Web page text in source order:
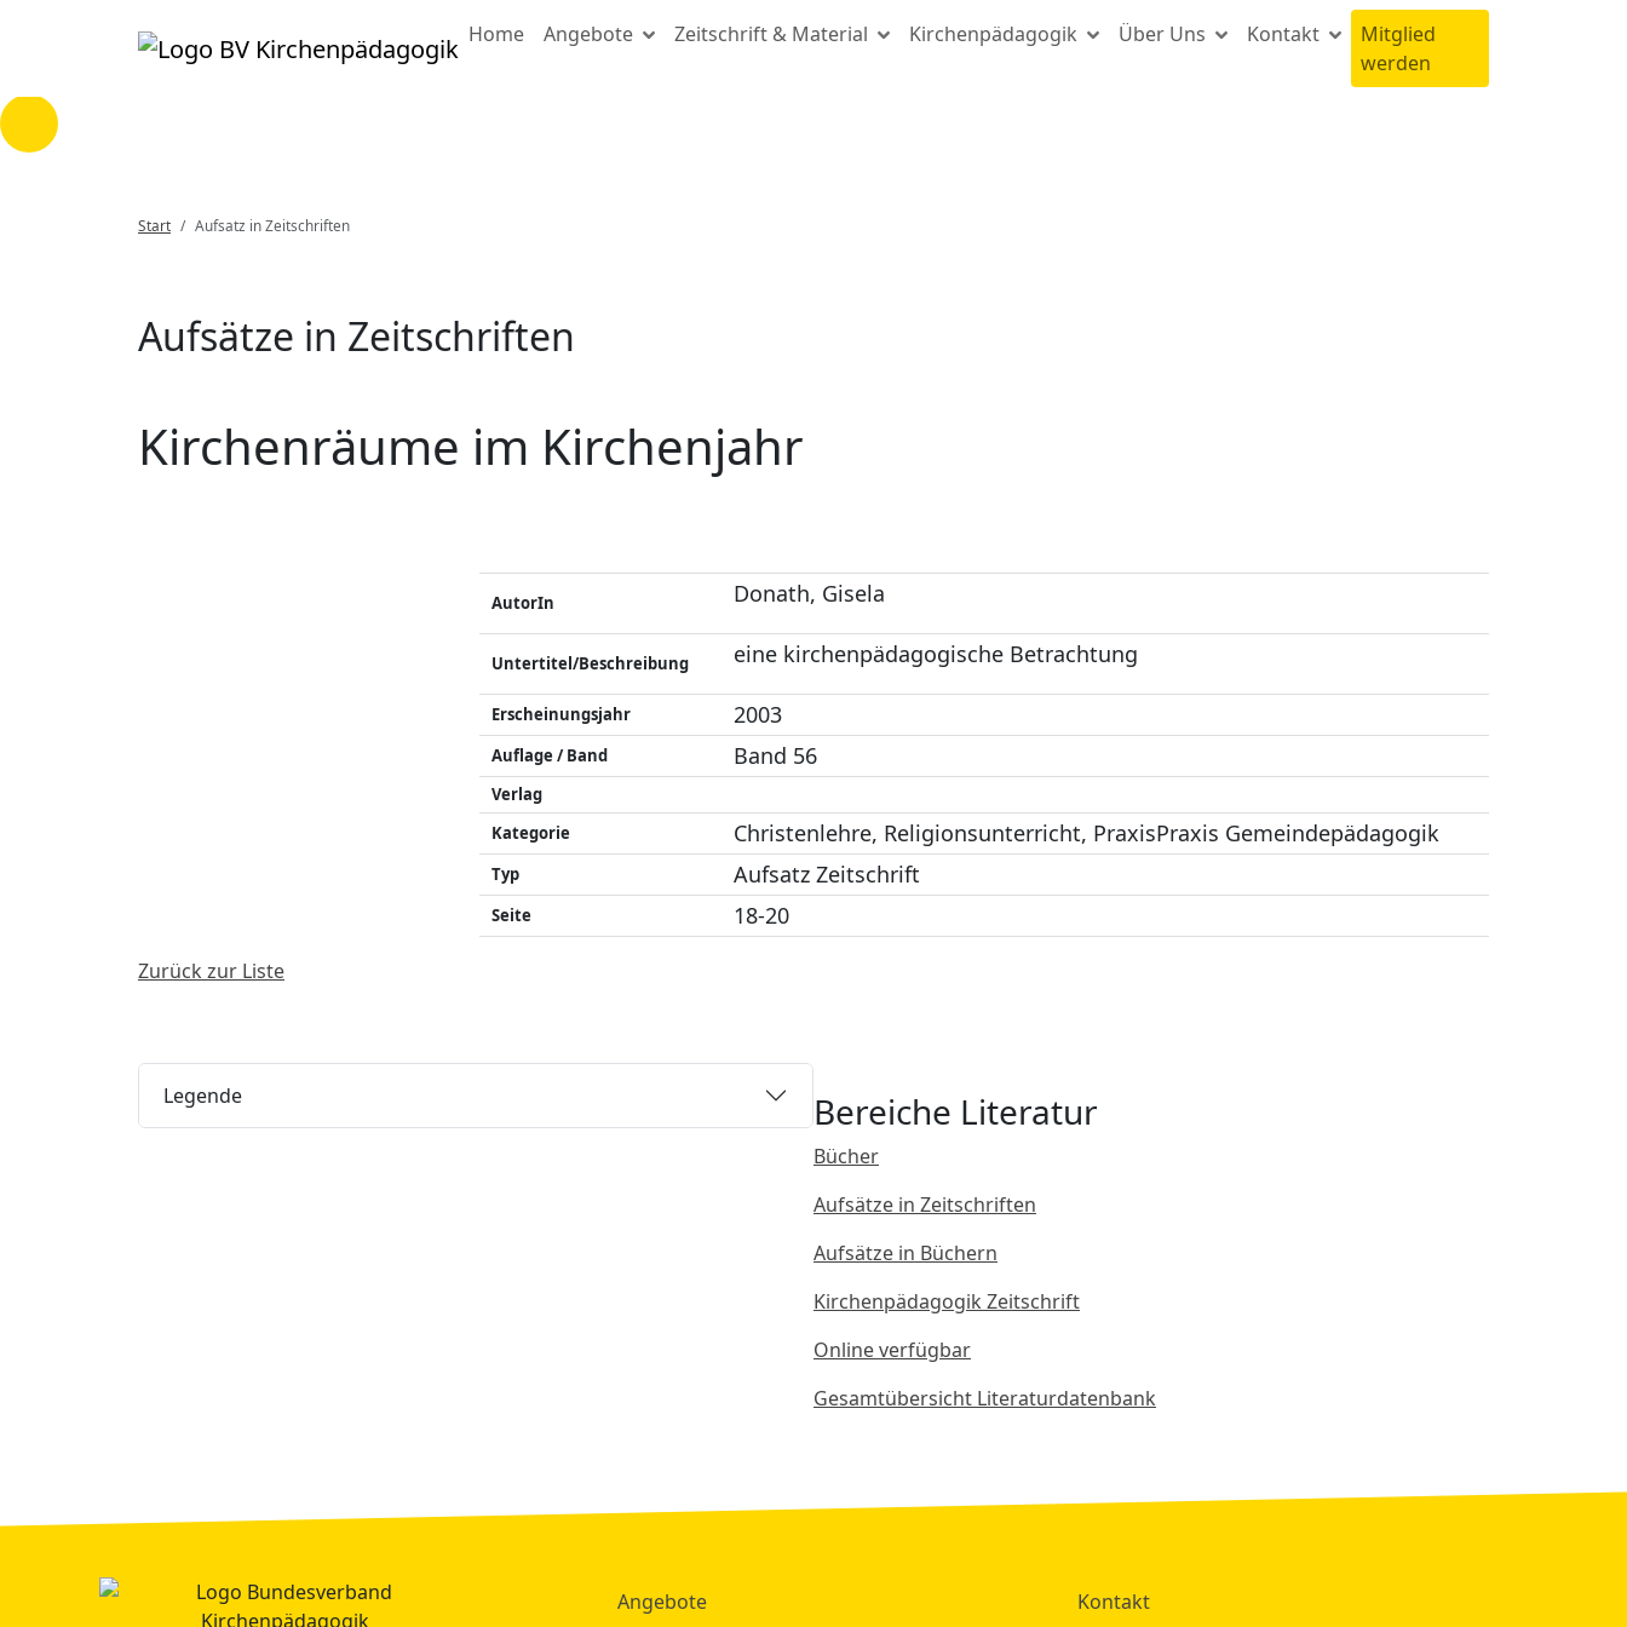
Loading...
Home Angebote Zeitschrift & Material Kirchenpädagogik Über Uns Kontakt
Mitglied
werden
Start Aufsatz in Zeitschriften
Aufsätze in Zeitschriften
Kirchenräume im Kirchenjahr
AutorIn Donath, Gisela
Untertitel/Beschreibung eine kirchenpädagogische Betrachtung
Erscheinungsjahr 2003
Auflage / Band Band 56
Verlag
Kategorie
Christenlehre, Religionsunterricht, PraxisPraxis Gemeindepädagogik
Typ Aufsatz Zeitschrift
Seite 18-20
Zurück zur Liste
Legende Bereiche Literatur
Bücher
Aufsätze in Zeitschriften
Aufsätze in Büchern
Kirchenpädagogik Zeitschrift
Online verfügbar
Gesamtübersicht Literaturdatenbank
Angebote Kontakt